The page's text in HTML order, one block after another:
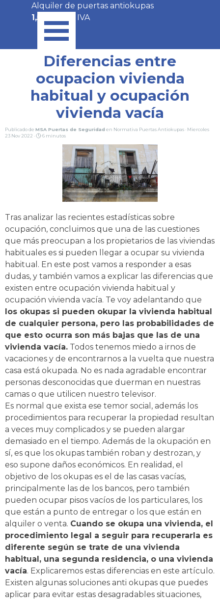
Vaya al Contenido
Saltar menú
Alquiler de puertas antiokupas
1,50€/día
+ IVA
Diferencias entre
ocupacion vivienda
habitual y ocupación
vivienda vacía
Publicado de MSA Puertas de Seguridad en Normativa Puertas Antiokupas · Miercoles
23 Nov 2022 ·
6 minutos
Tras analizar las recientes estadísticas sobre
ocupación, concluimos que una de las cuestiones
que más preocupan a los propietarios de las viviendas
habituales es si pueden llegar a ocupar su vivienda
habitual. En este post vamos a responder a esas
dudas, y también vamos a explicar las diferencias que
existen entre ocupación vivienda habitual y
ocupación vivienda vacía. Te voy adelantando que
los okupas si pueden okupar la vivienda habitual
de cualquier persona, pero las probabilidades de
que esto ocurra son más bajas que las de una
vivienda vacía. Todos tenemos miedo a irnos de
vacaciones y de encontrarnos a la vuelta que nuestra
casa está okupada. No es nada agradable encontrar
personas desconocidas que duerman en nuestras
camas o que utilicen nuestro televisor.
Es normal que exista ese temor social, además los
procedimientos para recuperar la propiedad resultan
a veces muy complicados y se pueden alargar
demasiado en el tiempo. Además de la okupación en
sí, es que los okupas también roban y destrozan, y
eso supone daños económicos. En realidad, el
objetivo de los okupas es el de las casas vacías,
principalmente las de los bancos, pero también
pueden ocupar pisos vacíos de los particulares, los
que están a punto de entregar o los que están en
alquiler o venta. Cuando se okupa una vivienda, el
procedimiento legal a seguir para recuperarla es
diferente según se trate de una vivienda
habitual, una segunda residencia, o una vivienda
vacía. Explicaremos estas diferencias en este artículo.
Existen algunas soluciones anti okupas que puedes
aplicar para evitar estas desagradables situaciones,